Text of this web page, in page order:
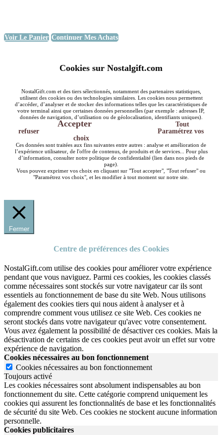
Voir Le Panier Continuer Mes Achats
Cookies sur Nostalgift.com
NostalGift.com et des tiers sélectionnés, notamment des partenaires statistiques,
utilisent des cookies ou des technologies similaires. Les cookies nous permettent
d’accéder, d’analyser et de stocker des informations telles que les caractéristiques de
votre terminal ainsi que certaines données personnelles (par exemple : adresses IP,
données de navigation, d’utilisation ou de géolocalisation, identifiants uniques).
Accepter
Tout
refuser
Paramétrez vos
choix
Ces données sont traitées aux fins suivantes entre autres : analyse et amélioration de
l’expérience utilisateur, de l'offre de contenus, de produits et de services... Pour plus
d’information, consulter notre politique de confidentialité (lien dans nos pieds de
page).
Vous pouvez exprimer vos choix en cliquant sur "Tout accepter", "Tout refuser" ou
"Paramétrez vos choix", et les modifier à tout moment sur notre site.
Fermer
Centre de préférences des Cookies
NostalGift.com utilise des cookies pour améliorer votre expérience
pendant que vous naviguez. Parmi ces cookies, les cookies classés
comme nécessaires sont stockés sur votre navigateur car ils sont
essentiels au fonctionnement de base du site Web. Nous utilisons
également des cookies tiers qui nous aident à analyser et à
comprendre comment vous utilisez ce site Web. Ces cookies ne
seront stockés dans votre navigateur qu'avec votre consentement.
Vous avez également la possibilité de désactiver ces cookies. Mais la
désactivation de certains de ces cookies peut avoir un effet sur votre
expérience de navigation.
Cookies nécessaires au bon fonctionnement
Cookies nécessaires au bon fonctionnement
Toujours activé
Les cookies nécessaires sont absolument indispensables au bon
fonctionnement du site. Cette catégorie comprend uniquement les
cookies qui assurent les fonctionnalités de base et les fonctionnalités
de sécurité du site Web. Ces cookies ne stockent aucune information
personnelle.
Cookies publicitaires